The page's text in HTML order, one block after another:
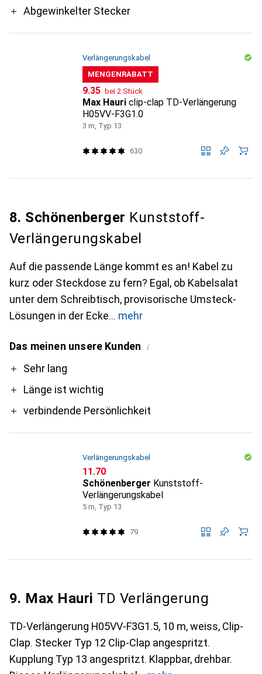
Abgewinkelter Stecker
Verlängerungskabel
MENGENRABATT
CHF
9.35 bei 2 Stück
Max Hauri clip-clap TD-Verlängerung
H05VV-F3G1.0
3 m, Typ 13
630
8. Schönenberger Kunststoff-
Verlängerungskabel
Auf die passende Länge kommt es an! Kabel zu
kurz oder Steckdose zu fern? Egal, ob Kabelsalat
unter dem Schreibtisch, provisorische Umsteck-
Lösungen in der Ecke
mehr
Das meinen unsere Kunden i
ProSehr lang
Länge ist wichtig
verbindende Persönlichkeit
Verlängerungskabel
CHF
11.70
Schönenberger Kunststoff-
Verlängerungskabel
5 m, Typ 13
79
9. Max Hauri TD Verlängerung
TD-Verlängerung H05VV-F3G1.5, 10 m, weiss, Clip-
Clap. Stecker Typ 12 Clip-Clap angespritzt.
Kupplung Typ 13 angespritzt. Klappbar, drehbar.